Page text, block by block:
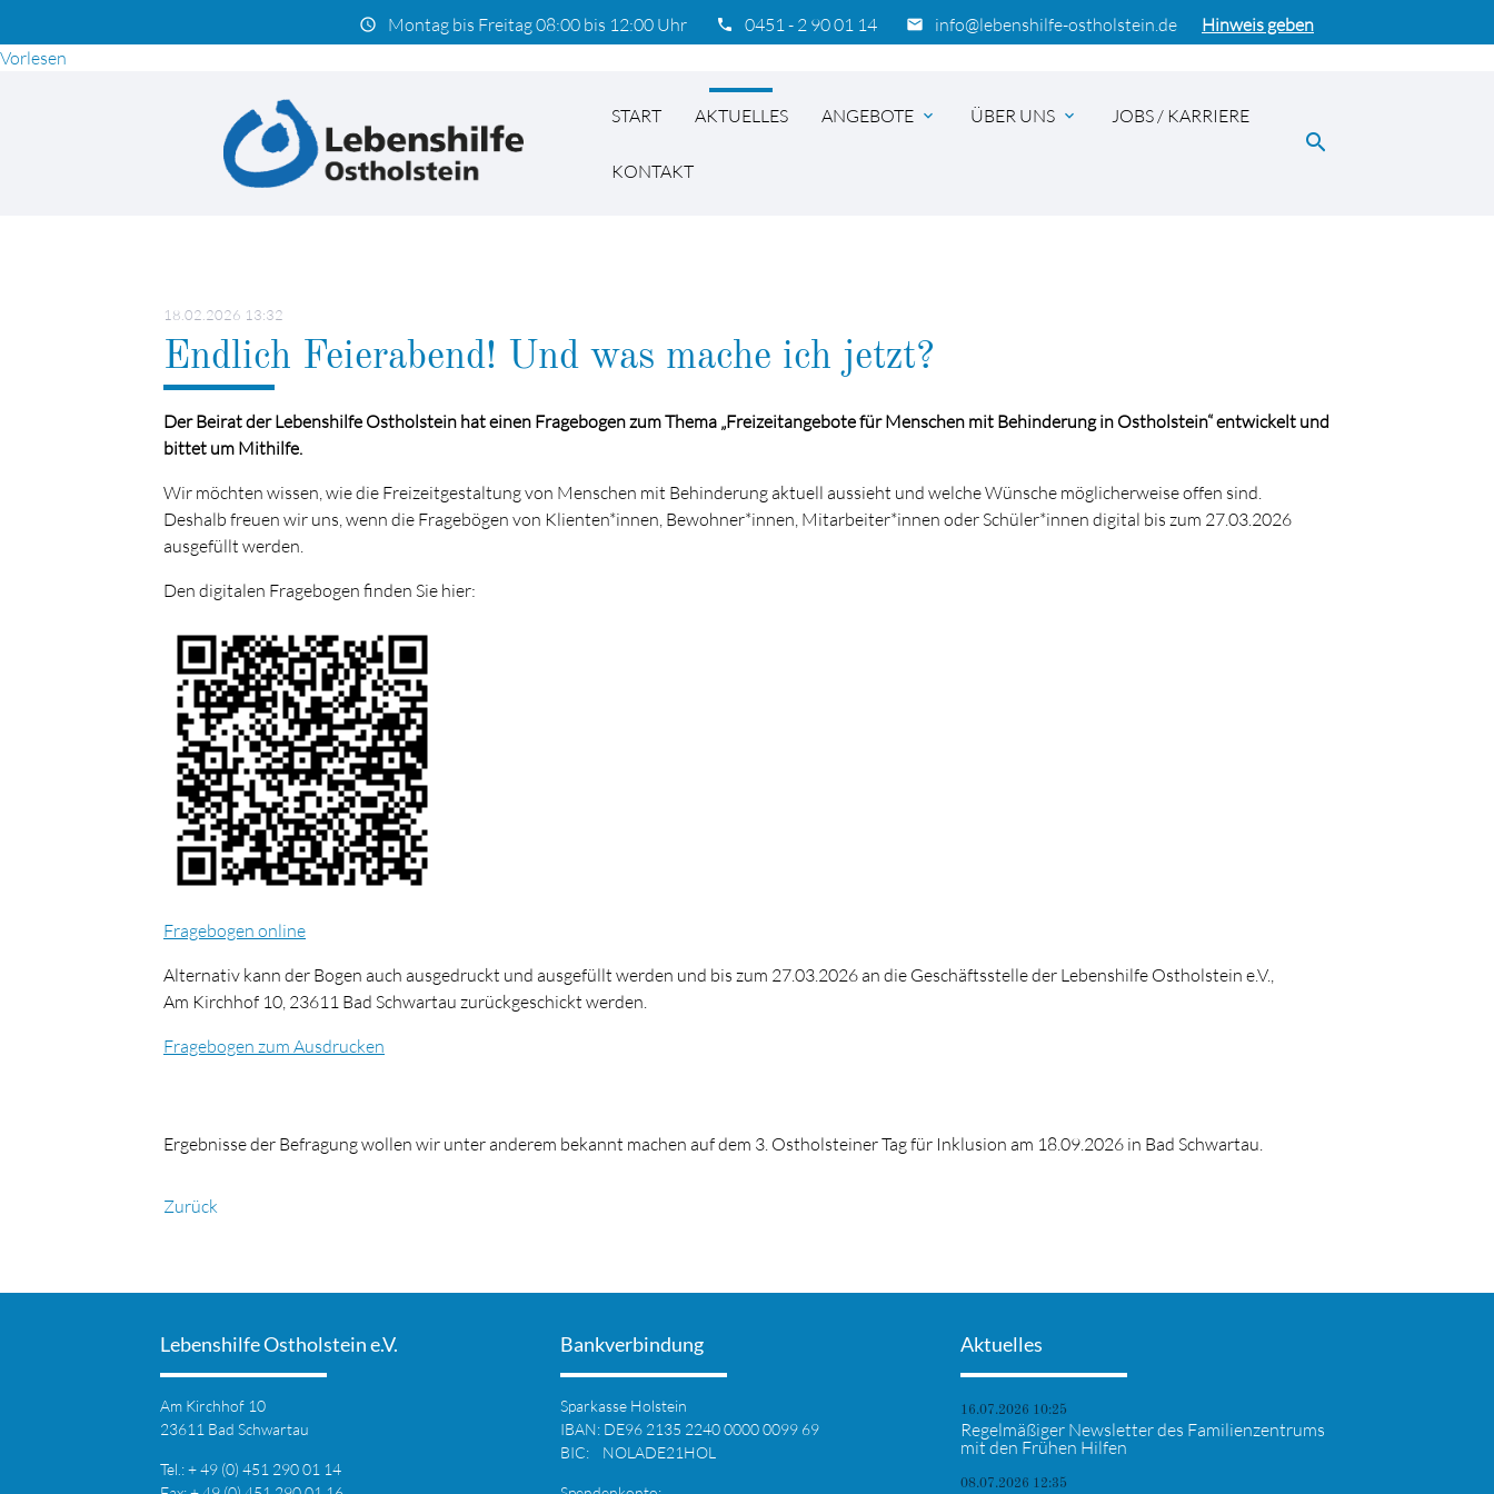
Hinweis geben
email info@lebenshilfe-ostholstein.de
phone 0451 - 2 90 01 14
schedule
Montag bis Freitag 08:00 bis 12:00 Uhr
Vorlesen
START AKTUELLES ANGEBOTE expand_more ÜBER UNS expand_more JOBS / KARRIERE
KONTAKT
search
18.02.2026 13:32
Endlich Feierabend! Und was mache ich jetzt?
Der Beirat der Lebenshilfe Ostholstein hat einen Fragebogen zum Thema „Freizeitangebote für Menschen mit Behinderung in Ostholstein“ entwickelt und
bittet um Mithilfe.
Wir möchten wissen, wie die Freizeitgestaltung von Menschen mit Behinderung aktuell aussieht und welche Wünsche möglicherweise offen sind.
Deshalb freuen wir uns, wenn die Fragebögen von Klienten*innen, Bewohner*innen, Mitarbeiter*innen oder Schüler*innen digital bis zum 27.03.2026
ausgefüllt werden.
Den digitalen Fragebogen finden Sie hier:
Fragebogen online
Alternativ kann der Bogen auch ausgedruckt und ausgefüllt werden und bis zum 27.03.2026 an die Geschäftsstelle der Lebenshilfe Ostholstein e.V.,
Am Kirchhof 10, 23611 Bad Schwartau zurückgeschickt werden.
Fragebogen zum Ausdrucken
Ergebnisse der Befragung wollen wir unter anderem bekannt machen auf dem 3. Ostholsteiner Tag für Inklusion am 18.09.2026 in Bad Schwartau.
Zurück
Lebenshilfe Ostholstein e.V.
Am Kirchhof 10
23611 Bad Schwartau
Tel.: + 49 (0) 451 290 01 14
Bankverbindung
Sparkasse Holstein
IBAN: DE96 2135 2240 0000 0099 69
BIC: NOLADE21HOL
Aktuelles
16.07.2026 10:25
Regelmäßiger Newsletter des Familienzentrums
mit den Frühen Hilfen
08.07.2026 12:35